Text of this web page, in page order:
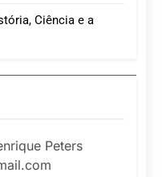
Ciência e a
Peters